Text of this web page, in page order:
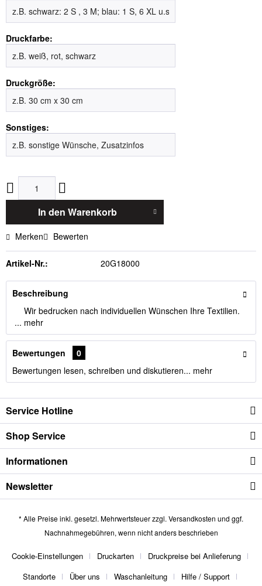
Druckfarbe:
Druckgröße:
Sonstiges:
In den Warenkorb
Merken Bewerten
Artikel-Nr.: 20G18000
Beschreibung
Wir bedrucken nach individuellen Wünschen Ihre Textilien.
... mehr
Bewertungen
0
Bewertungen lesen, schreiben und diskutieren... mehr
Service Hotline
Shop Service
Informationen
Newsletter
* Alle Preise inkl. gesetzl. Mehrwertsteuer zzgl. Versandkosten und ggf.
Nachnahmegebühren, wenn nicht anders beschrieben
Cookie-Einstellungen Druckarten
Druckpreise bei Anlieferung
Standorte
Über uns Waschanleitung Hilfe / Support